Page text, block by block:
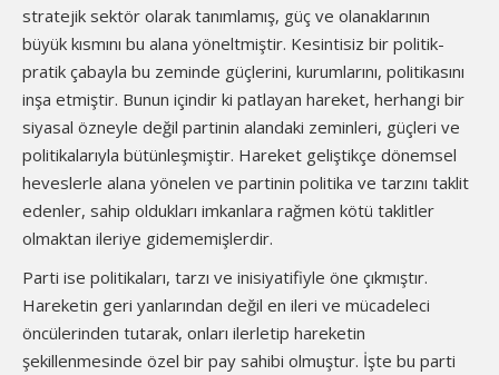
stratejik sektör olarak tanımlamış, güç ve olanaklarının
büyük kısmını bu alana yöneltmiştir. Kesintisiz bir politik-
pratik çabayla bu zeminde güçlerini, kurumlarını, politikasını
inşa etmiştir. Bunun içindir ki patlayan hareket, herhangi bir
siyasal özneyle değil partinin alandaki zeminleri, güçleri ve
politikalarıyla bütünleşmiştir. Hareket geliştikçe dönemsel
heveslerle alana yönelen ve partinin politika ve tarzını taklit
edenler, sahip oldukları imkanlara rağmen kötü taklitler
olmaktan ileriye gidememişlerdir.
Parti ise politikaları, tarzı ve inisiyatifiyle öne çıkmıştır.
Hareketin geri yanlarından değil en ileri ve mücadeleci
öncülerinden tutarak, onları ilerletip hareketin
şekillenmesinde özel bir pay sahibi olmuştur. İşte bu parti